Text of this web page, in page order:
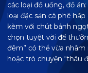
các loại đồ uống, đồ
loại đặc sản cà phê
kèm với chút bánh
chọn tuyệt vời để
đêm” có thể vừa
hoặc trò chuyện “thâu